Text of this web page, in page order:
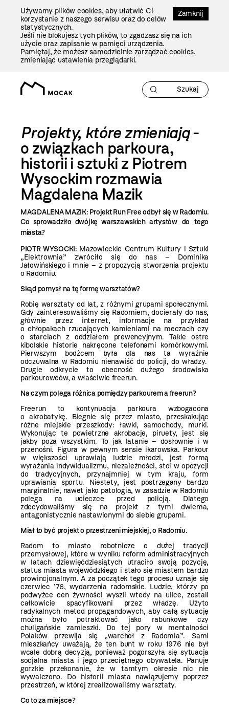
Zamknij
Używamy plików cookies, aby ułatwić Ci
korzystanie z naszego serwisu oraz do celów
statystycznych.
Jeśli nie blokujesz tych plików, to zgadzasz się na ich
użycie oraz zapisanie w pamięci urządzenia.
Pamiętaj, że możesz samodzielnie zarządzać cookies,
zmieniając ustawienia przeglądarki.
Projekty, które zmieniają-
o związkach parkoura,
historii i sztuki z Piotrem
Wysockim rozmawia
Magdalena Mazik
MAGDALENA MAZIK: Projekt Run Free odbył się w Radomiu.
Co sprowadziło dwójkę warszawskichartystów do tego
miasta?
PIOTR WYSOCKI:Mazowieckie Centrum Kultury i Sztuki
„Elektrownia” zwróciło się do nas – Dominika
Jałowińskiego i mnie – z propozycją stworzenia projektu
o Radomiu.
Skąd pomysł na tę formę warsztatów?
Robię warsztaty od lat, z różnymi grupami społecznymi.
Gdy zainteresowaliśmy się Radomiem, docierały do nas,
głównie przez internet, informacje na przykład
o chłopakach rzucających kamieniami na meczach czy
o starciach z oddziałem prewencyjnym. Takie ostre
kibolskie historie nakręcone telefonami komórkowymi.
Pierwszym bodźcem była dla nas ta wyraźnie
odczuwalna w Radomiu nienawiść do policji, do władzy.
Drugie odkrycie to obecność dużego środowiska
parkourowców, a właściwie freerun.
Na czym polega różnica pomiędzy parkourem a freerun?
Freerun to kontynuacja parkoura wzbogacona
o akrobatykę. Biegnie się przez miasto, przeskakując
różne miejskie przeszkody: ławki, samochody, murki.
Wykonując te powietrzne akrobacje, piruety, jest się
jakby poza wszystkim. To jak latanie – dosłownie i w
przenośni. Figura w pewnym sensie ikarowska. Parkour
w większości uprawiają ludzie młodzi, jest formą
wyrażania indywidualizmu, niezależności, stoi w opozycji
do tradycyjnych, przynajmniej w tym kraju, form
uprawiania sportu. Niestety, jest postrzegany bardzo
marginalnie, nawet jako patologia, w zasadzie w Radomiu
polega na ucieczce przed policją. Dlatego
zdecydowaliśmy się na projekt z tymi dwiema,
antagonistycznie nastawionymi do siebie grupami.
Miał to być projekt o przestrzeni miejskiej, o Radomiu.
Radom to miasto robotnicze o dużej tradycji
przemysłowej, które w wyniku reform administracyjnych
w latach dziewięćdziesiątych utraciło swoją pozycję,
status miasta wojewódzkiego i stało się miastem bardzo
prowincjonalnym. A za początek tego procesu uznaje się
czerwiec ’76, wydarzenia radomskie. Ludzie, którzy po
podwyżce cen żywności wyszli wtedy na ulice, zostali
całkowicie spacyfikowani przez władzę. Użyto
radykalnych metod propagandowych, aby całą sytuację
można było potraktować jako rabunkowe czy
chuligańskie zamieszki. Do tej pory w mentalności
Polaków przewija się „warchoł z Radomia”. Sami
mieszkańcy uważają, że ten bunt w roku 1976 nie był
wcale dobrą decyzją, ponieważ pogorszyła się sytuacja
socjalna miasta i jego przeciętnego obywatela. Panuje
gorzkie przekonanie, że w tamtym okresie nic nie
wywalczono. Do historii miasta nawiązujemy poprzez
przestrzeń, w której zrealizowaliśmy warsztaty.
Co to za miejsce?